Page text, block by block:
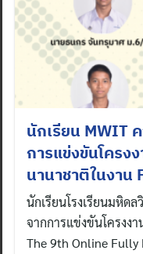
นักเรียน MWIT
การแข่งขันโครง
นานาชาติในงาน
นักเรียนโรงเรียนมหิด
จากการแข่งขันโครงง
The 9th Online Fully